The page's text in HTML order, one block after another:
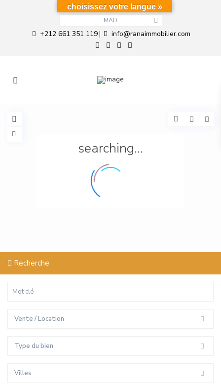
MAD
+212 661 351 119| info@ranaimmobilier.com
searching...
Recherche
Vente / Location
Type du bien
Villes
choisissez votre langue »